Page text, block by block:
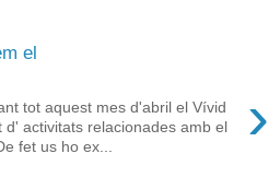
el
›
tot aquest mes d'abril el Vívid
d' activitats relacionades amb el
fet us ho ex...